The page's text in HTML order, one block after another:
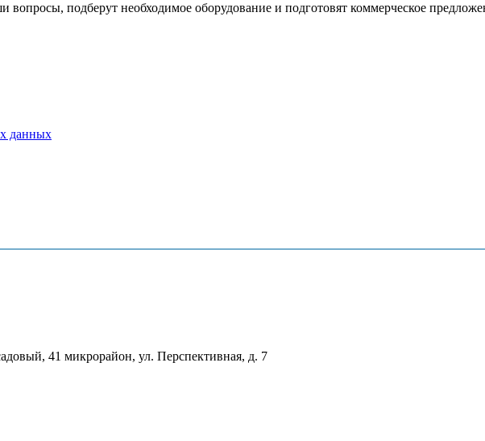
подберут необходимое оборудование и подготовят коммерческое
данных
41 микрорайон, ул. Перспективная, д. 7